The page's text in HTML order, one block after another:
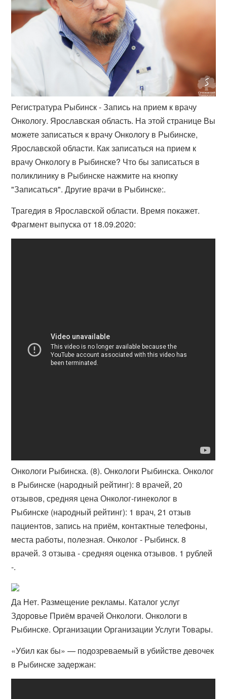
Регистратура Рыбинск - Запись на прием к врачу
Онкологу. Ярославская область. На этой странице Вы
можете записаться к врачу Онкологу в Рыбинске,
Ярославской области. Как записаться на прием к
врачу Онкологу в Рыбинске? Что бы записаться в
поликлинику в Рыбинске нажмите на кнопку
"Записаться". Другие врачи в Рыбинске:.
Трагедия в Ярославской области. Время покажет.
Фрагмент выпуска от 18.09.2020:
Онкологи Рыбинска. (8). Онкологи Рыбинска. Онколог
в Рыбинске (народный рейтинг): 8 врачей, 20
отзывов, средняя цена Онколог-гинеколог в
Рыбинске (народный рейтинг): 1 врач, 21 отзыв
пациентов, запись на приём, контактные телефоны,
места работы, полезная​. Онколог - Рыбинск. 8
врачей. 3 отзыва - средняя оценка отзывов. 1 рублей
-.
Да Нет. Размещение рекламы. Каталог услуг
Здоровье Приём врачей Онкологи. Онкологи в
Рыбинске. Организации Организации Услуги Товары.
«Убил как бы» — подозреваемый в убийстве девочек
в Рыбинске задержан: